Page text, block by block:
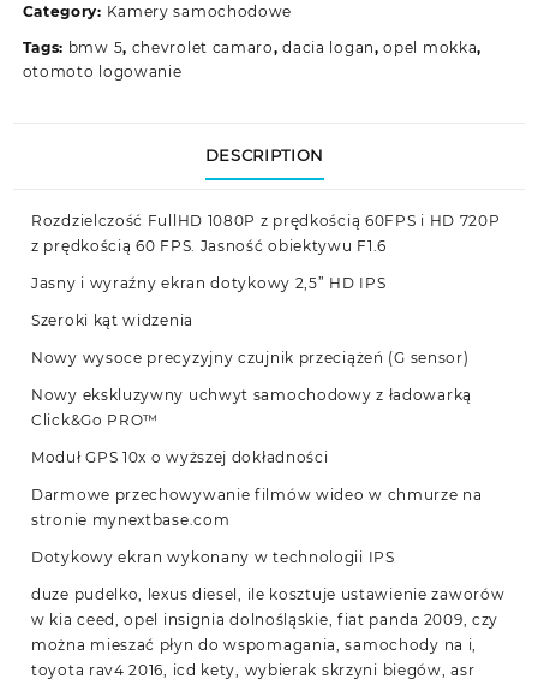
Category: Kamery samochodowe
Tags: bmw 5, chevrolet camaro,dacia logan,opel mokka,
otomoto logowanie
DESCRIPTION
Rozdzielczość FullHD 1080P z prędkością 60FPS i HD 720P
z prędkością 60 FPS. Jasność obiektywu F1.6
Jasny i wyraźny ekran dotykowy 2,5” HD IPS
Szeroki kąt widzenia
Nowy wysoce precyzyjny czujnik przeciążeń (G sensor)
Nowy ekskluzywny uchwyt samochodowy z ładowarką
Click&Go PRO™
Moduł GPS 10x o wyższej dokładności
Darmowe przechowywanie filmów wideo w chmurze na
stronie mynextbase.com
Dotykowy ekran wykonany w technologii IPS
duze pudelko, lexus diesel, ile kosztuje ustawienie zaworów
w kia ceed, opel insignia dolnośląskie, fiat panda 2009, czy
można mieszać płyn do wspomagania, samochody na i,
toyota rav4 2016, icd kety, wybierak skrzyni biegów, asr